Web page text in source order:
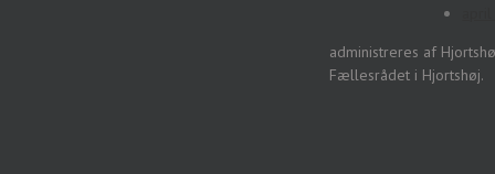
administreres af
Fællesrådet i Hjortshøj.